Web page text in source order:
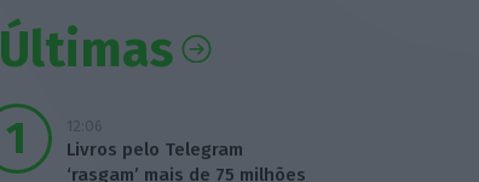
Últimas
12:06
Livros pelo Telegram
‘rasgam’ mais de 75 milhões